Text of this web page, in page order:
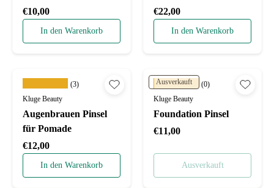
Normaler Preis
€10,00
In den Warenkorb
Normaler Preis
€22,00
In den Warenkorb
(3)
Kluge Beauty
Augenbrauen Pinsel
für Pomade
Normaler Preis
€12,00
In den Warenkorb
Ausverkauft
★★★★★
(0)
Kluge Beauty
Foundation Pinsel
Normaler Preis
€11,00
Ausverkauft